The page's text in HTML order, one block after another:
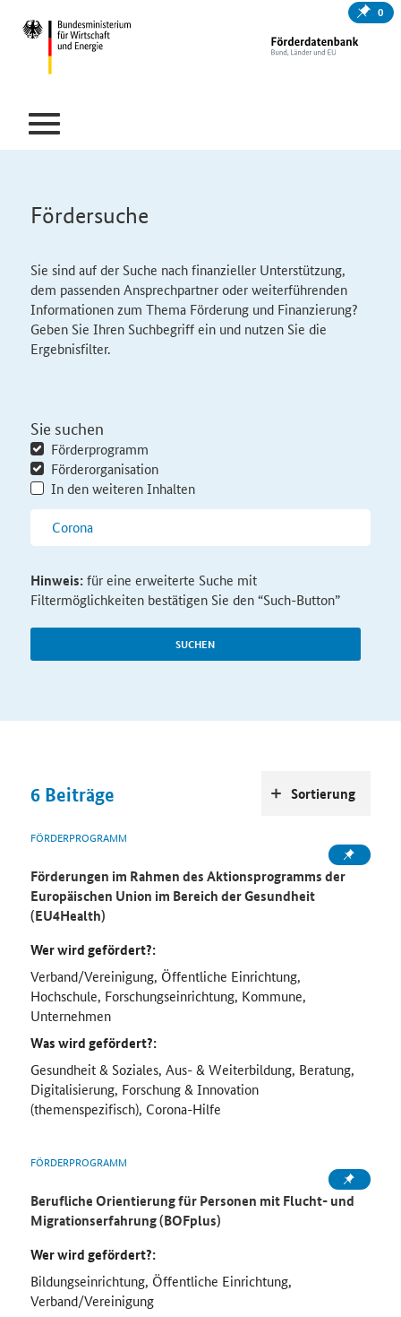
0
Fördersuche
Sie sind auf der Suche nach finanzieller Unterstützung,
dem passenden Ansprechpartner oder weiterführenden
Informationen zum Thema Förderung und Finanzierung?
Geben Sie Ihren Suchbegriff ein und nutzen Sie die
Ergebnisfilter.
Sie suchen
Förderprogramm
Förderorganisation
In den weiteren Inhalten
SUCHEN
Hinweis:für eine erweiterte Suche mit
Filtermöglichkeiten bestätigen Sie den “Such-Button”
6 Beiträge
FÖRDERPROGRAMM
Förderungen im Rahmen des Aktionsprogramms der
Europäischen Union im Bereich der Gesundheit
(EU4Health)
Wer wird gefördert?:
Verband/Vereinigung, Öffentliche Einrichtung,
Hochschule, Forschungseinrichtung, Kommune,
Unternehmen
Was wird gefördert?:
Gesundheit & Soziales, Aus- & Weiterbildung, Beratung,
Digitalisierung, Forschung & Innovation
(themenspezifisch), Corona-Hilfe
FÖRDERPROGRAMM
Berufliche Orientierung für Personen mit Flucht- und
Migrationserfahrung (BOFplus)
Wer wird gefördert?:
Bildungseinrichtung, Öffentliche Einrichtung,
Verband/Vereinigung
Sortierung